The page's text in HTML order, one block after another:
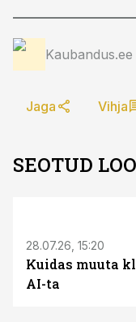
Kaubandus.ee
Jaga Vihja
SEOTUD
28.07.26, 15:20
Kuidas muuta
AI-ta